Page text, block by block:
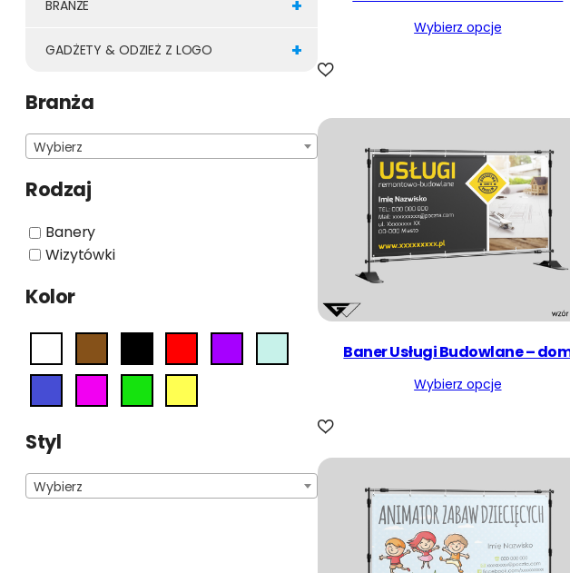
+
BRANŻE
+
GADŻETY & ODZIEŻ Z LOGO
Branża
Wybierz
Rodzaj
Banery
Wizytówki
Kolor
Styl
Wybierz
Wybierz opcje
Baner Usługi Budowlane –
Wybierz opcje